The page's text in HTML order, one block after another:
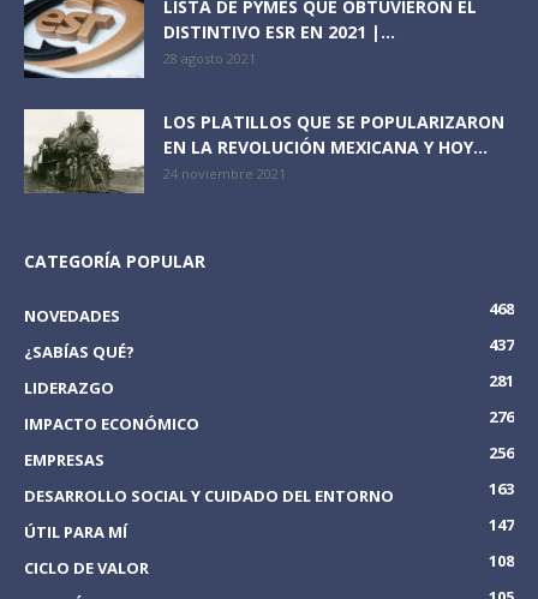
LISTA DE PYMES QUE OBTUVIERON EL
DISTINTIVO ESR EN 2021 |...
28 agosto 2021
LOS PLATILLOS QUE SE POPULARIZARON
EN LA REVOLUCIÓN MEXICANA Y HOY...
24 noviembre 2021
CATEGORÍA POPULAR
NOVEDADES
468
¿SABÍAS QUÉ?
437
LIDERAZGO
281
IMPACTO ECONÓMICO
276
EMPRESAS
256
DESARROLLO SOCIAL Y CUIDADO DEL ENTORNO
163
ÚTIL PARA MÍ
147
CICLO DE VALOR
108